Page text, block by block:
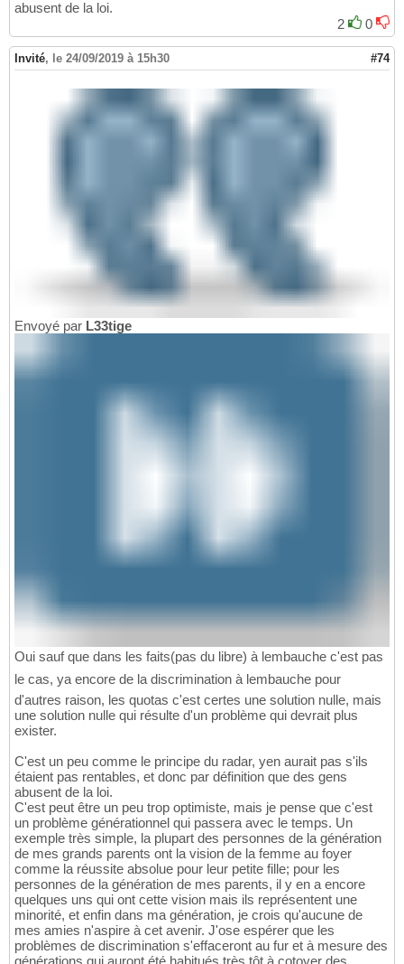
abusent de la loi.
2
0
Invité, le 24/09/2019 à 15h30 #74
Envoyé par L33tige
Oui sauf que dans les faits(pas du libre) à lembauche c'est pas
le cas, ya encore de la discrimination à lembauche pour
d'autres raison, les quotas c'est certes une solution nulle, mais
une solution nulle qui résulte d'un problème qui devrait plus
exister.
C'est un peu comme le principe du radar, yen aurait pas s'ils
étaient pas rentables, et donc par définition que des gens
abusent de la loi.
C'est peut être un peu trop optimiste, mais je pense que c'est
un problème générationnel qui passera avec le temps. Un
exemple très simple, la plupart des personnes de la génération
de mes grands parents ont la vision de la femme au foyer
comme la réussite absolue pour leur petite fille; pour les
personnes de la génération de mes parents, il y en a encore
quelques uns qui ont cette vision mais ils représentent une
minorité, et enfin dans ma génération, je crois qu'aucune de
mes amies n'aspire à cet avenir. J'ose espérer que les
problèmes de discrimination s'effaceront au fur et à mesure des
générations qui auront été habitués très tôt à cotoyer des